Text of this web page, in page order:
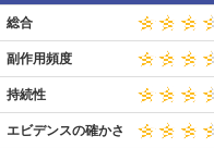
総合
副作用頻度
持続性
エビデンスの確かさ